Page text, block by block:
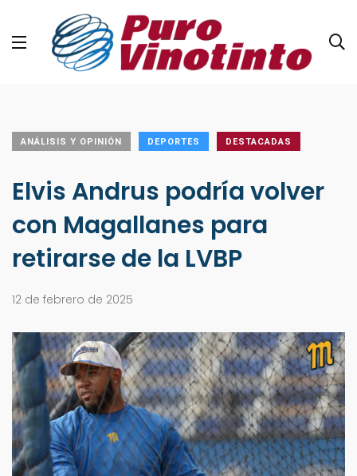
ANÁLISIS Y OPINIÓN DEPORTES DESTACADAS
Elvis Andrus podría volver
con Magallanes para
retirarse de la LVBP
12 de febrero de 2025